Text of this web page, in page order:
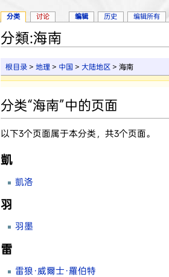
分類:海南
根目录 >地理 > 中国 >大陆地区 > 海南
分类“海南”中的页面
以下3个页面属于本分类，共3个页面。
凱
凱洛
羽
羽墨
雷
雷狼·威爾士·羅伯特
分类 讨论 编辑 历史 编辑所有